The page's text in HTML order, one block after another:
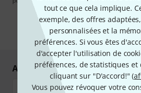
tout ce que cela implique.
exemple, des offres
personnalisées et la
préférences. Si vous êtes
d'accepter l'utilisation de
préférences, de statistiques et
cliquant sur "D'accord!" (
Vous pouvez révoquer votre
pouvez trouver plus d'informations à ce
confidentialité.
* Requis
Achetez et payez en toute